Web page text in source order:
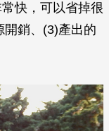
快，可以省掉很
開銷、(3)產出的